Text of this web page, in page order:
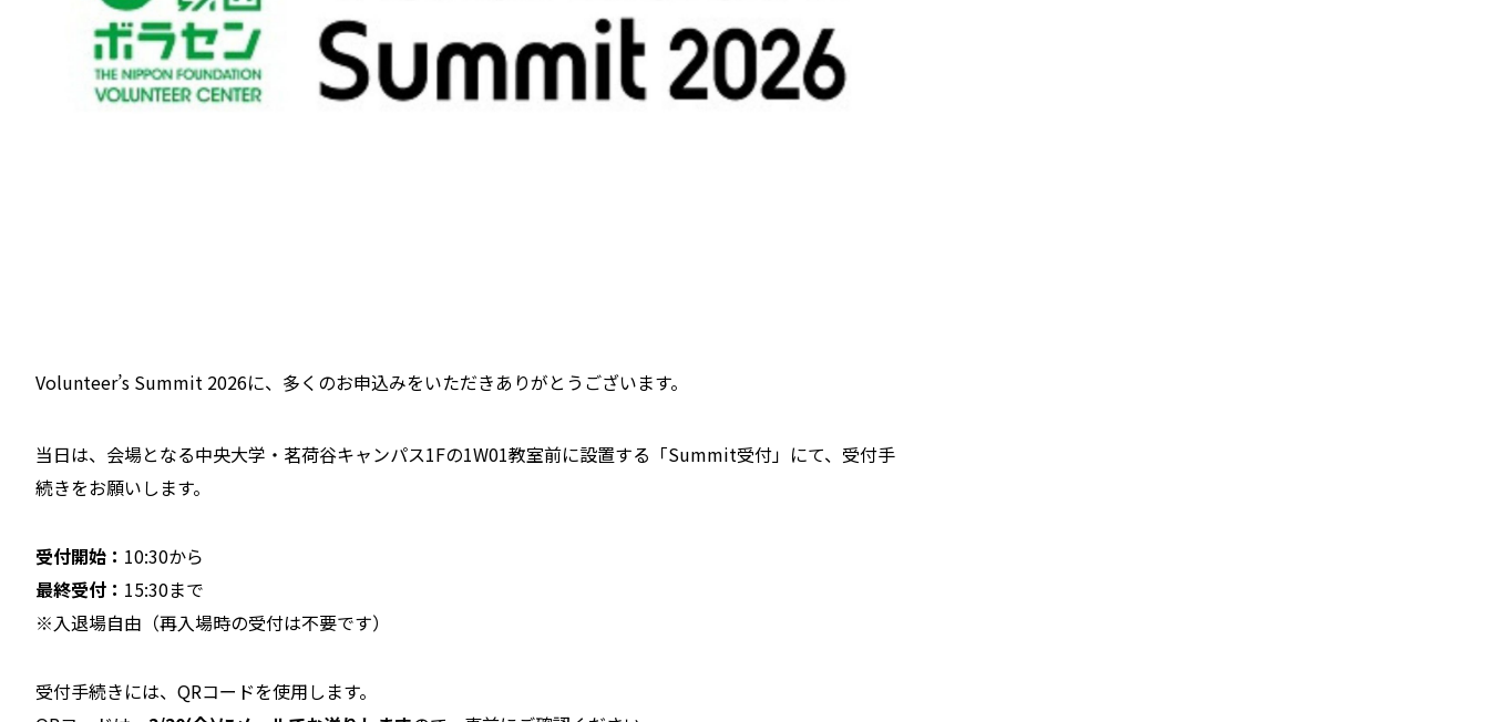
Volunteer’s Summit 2026に、多くのお申込みをいただきありがとうございます。
当日は、会場となる中央大学・茗荷谷キャンパス1Fの1W01教室前に設置する「Summit受付」にて、受付手
続きをお願いします。
受付開始： 10:30から
最終受付： 15:30まで
※入退場自由（再入場時の受付は不要です）
受付手続きには、QRコードを使用します。